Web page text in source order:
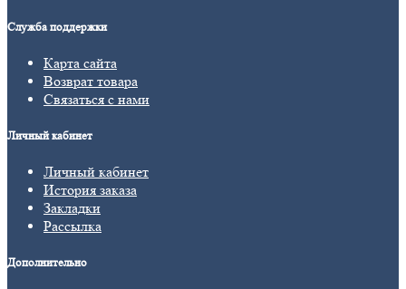
Служба поддержки
Карта сайта
Возврат товара
Связаться с нами
Личный кабинет
Личный кабинет
История заказа
Закладки
Рассылка
Дополнительно